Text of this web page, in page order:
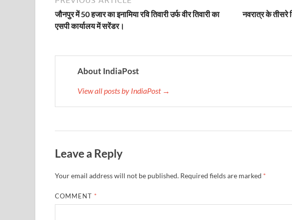
Katra Banihal Special Train: कटरा – बनिहाल के बीच विशेष अनारक्षित ट्रेन का
Ancient Manuscripts: वैश्विक मंच तक पहुंचेगा भारतीय ज्ञान, कानपुर की प्राचीन
Big Blueprint for Bastar: बस्तर के लिए बड़ा ब्लूप्रिंट: पीएम और गृह मंत्री को प्रेजेंटेशन
Bhartendu Natya Akadami: मुख्यमंत्री ने देखी ‘आनंद मठ’ की नाट्य प्रस्तुति
Jewar International Airport: यूपी में विकास अब घोषणा नहीं बल्कि परिणाम है, नोएडा
UP Anganwadi: मुख्यमंत्री योगी आदित्यनाथ को आंगनवाड़ी कार्यकर्ताओं, सहायिकाओं
Mandir Cluster Model: पुरा महादेव मंदिर का ‘मंदिर क्लस्टर मॉडल’ बना मिसाल,
जौनपुर में 50 हजार का इनामिया रवि तिवारी उर्फ वीर तिवारी का
एसपी कार्यालय में सरेंडर।
नवरात्र के तीसरे
About IndiaPost
View all posts by IndiaPost →
Leave a Reply
Your email address will not be published. Required fields are marked *
COMMENT *